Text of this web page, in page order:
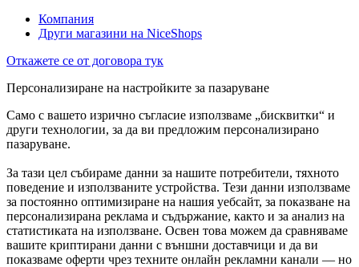
Компания
Други магазини на NiceShops
Откажете се от договора тук
Персонализиране на настройките за пазаруване
Само с вашето изрично съгласие използваме „бисквитки“ и
други технологии, за да ви предложим персонализирано
пазаруване.
За тази цел събираме данни за нашите потребители, тяхното
поведение и използваните устройства. Тези данни използваме
за постоянно оптимизиране на нашия уебсайт, за показване на
персонализирана реклама и съдържание, както и за анализ на
статистиката на използване. Освен това можем да сравняваме
вашите криптирани данни с външни доставчици и да ви
показваме оферти чрез техните онлайн рекламни канали — но